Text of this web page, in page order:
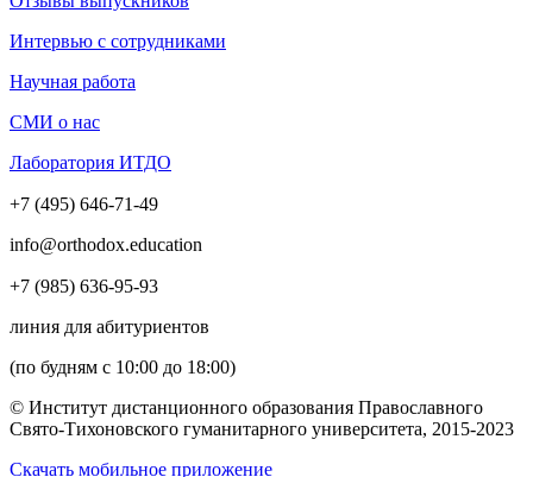
Интервью с сотрудниками
Научная работа
СМИ о нас
Лаборатория ИТДО
+7 (495) 646-71-49
info@orthodox.education
+7 (985) 636-95-93
линия для абитуриентов
(по будням с 10:00 до 18:00)
© Институт дистанционного образования Православного
Свято-Тихоновского гуманитарного университета, 2015-2023
Скачать мобильное приложение